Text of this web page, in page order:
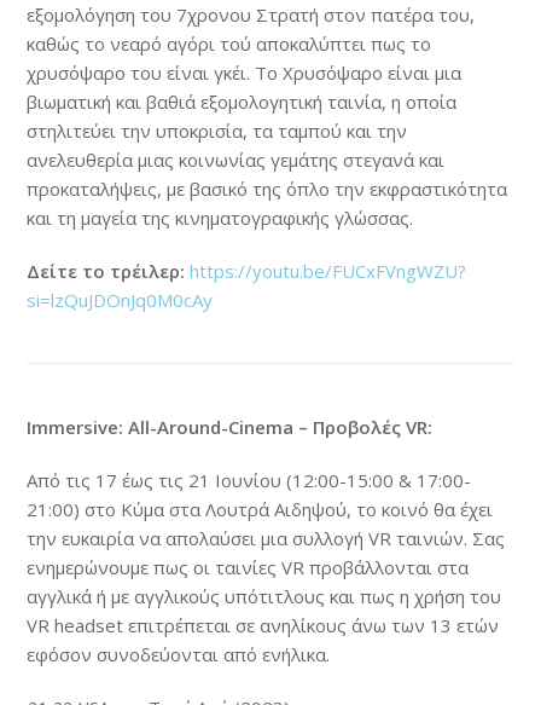
εξομολόγηση του 7χρονου Στρατή στον πατέρα του,
καθώς το νεαρό αγόρι τού αποκαλύπτει πως το
χρυσόψαρο του είναι γκέι. Το Χρυσόψαρο είναι μια
βιωματική και βαθιά εξομολογητική ταινία, η οποία
στηλιτεύει την υποκρισία, τα ταμπού και την
ανελευθερία μιας κοινωνίας γεμάτης στεγανά και
προκαταλήψεις, με βασικό της όπλο την εκφραστικότητα
και τη μαγεία της κινηματογραφικής γλώσσας.
Δείτε το τρέιλερ: https://youtu.be/FUCxFVngWZU?
si=lzQuJDOnJq0M0cAy
Immersive: All-Around-Cinema – Προβολές VR:
Από τις 17 έως τις 21 Ιουνίου (12:00-15:00 & 17:00-
21:00) στο Κύμα στα Λουτρά Αιδηψού, το κοινό θα έχει
την ευκαιρία να απολαύσει μια συλλογή VR ταινιών. Σας
ενημερώνουμε πως οι ταινίες VR προβάλλονται στα
αγγλικά ή με αγγλικούς υπότιτλους και πως η χρήση του
VR headset επιτρέπεται σε ανηλίκους άνω των 13 ετών
εφόσον συνοδεύονται από ενήλικα.